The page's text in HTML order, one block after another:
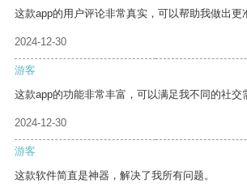
这款app的用户评论非常真实，可以帮助我做出更
2024-12-30
游客
这款app的功能非常丰富，可以满足我不同的社交
2024-12-30
游客
这款软件简直是神器，解决了我所有问题。